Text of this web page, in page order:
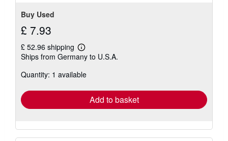
Buy Used
£ 7.93
£ 52.96 shipping
Learn
more
shipping
Ships from Germany to U.S.A.
Quantity: 1 available
Add to basket